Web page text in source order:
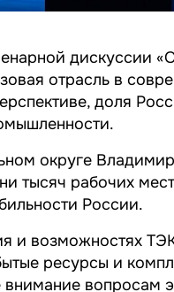
дискуссии
отрасль в
доля
округе
тысяч рабочих
России.
и возможностях
ресурсы и
вопросам